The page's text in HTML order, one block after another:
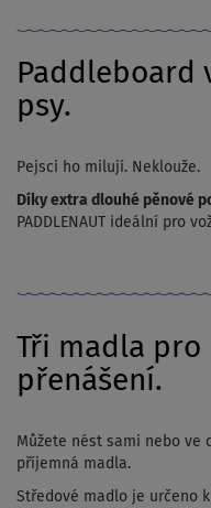
Paddleboard
psy.
Pejsci ho milují. Neklouže.
Díky extra dlouhé pěnové
PADDLENAUT ideální pro
Tři madla pro
přenášení.
Můžete nést sami nebo ve
příjemná madla.
Středové madlo je určeno